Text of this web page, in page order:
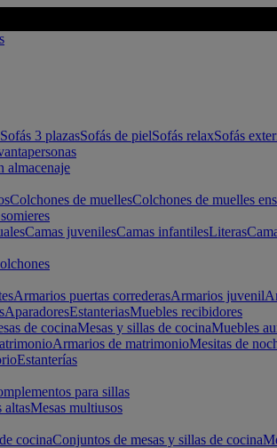
Sofás 3 plazasSofás de pielSofás relaxSofás
almacenaje
Colchones de muellesColchones de muelles
Camas juvenilesCamas infantilesLiteras
Armarios puertas correderasArmarios juvenil
AparadoresEstanteriasMuebles recibidores
de cocinaMesas y sillas de cocinaMuebles
Armarios de matrimonioMesitas de
Estanterías
para sillas
altasMesas multiusos
cocinaConjuntos de mesas y sillas de cocina